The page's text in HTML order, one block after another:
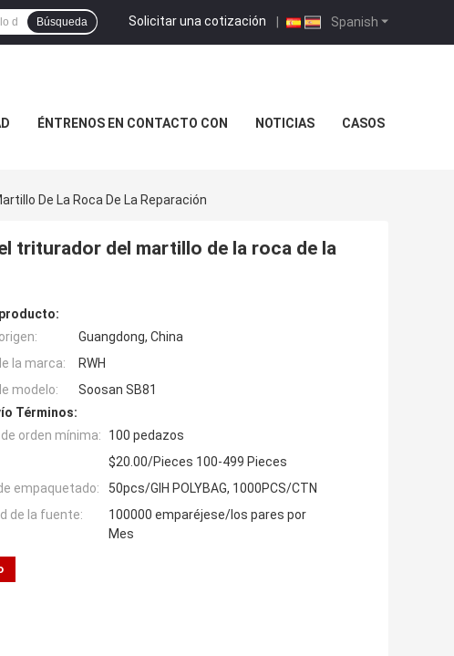
Spanish
Solicitar una cotización |
Búsqueda
ÉNTRENOS EN CONTACTO CON NOTICIAS CASOS
De La Roca De La Reparación
triturador del martillo de la roca de la
Guangdong, China
la marca:
RWH
modelo:
Soosan SB81
Términos:
orden mínima:
100 pedazos
$20.00/Pieces 100-499 Pieces
empaquetado:
50pcs/GIH POLYBAG, 1000PCS/CTN
de la fuente:
100000 emparéjese/los pares por
Mes